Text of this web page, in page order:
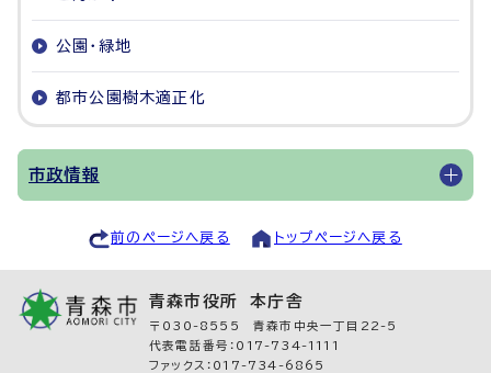
公園・緑地
都市公園樹木適正化
市政情報
前のページへ戻る トップページへ戻る
青森市役所 本庁舎
〒030-8555 青森市中央一丁目22-5
代表電話番号：017-734-1111
ファックス：017-734-6865